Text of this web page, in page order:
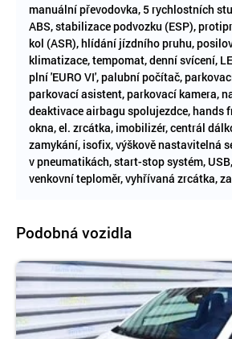
manuální převodovka, 5 rychlostních
ABS, stabilizace podvozku (ESP),
kol (ASR), hlídání jízdního pruhu,
klimatizace, tempomat, denní svícení,
plní 'EURO VI', palubní počítač,
parkovací asistent, parkovací kamera,
deaktivace airbagu spolujezdce, hands
okna, el. zrcátka, imobilizér, centrál
zamykání, isofix, výškově nastavitelná
v pneumatikách, start-stop systém,
venkovní teploměr, vyhřívaná zrcátka,
Podobná vozidla